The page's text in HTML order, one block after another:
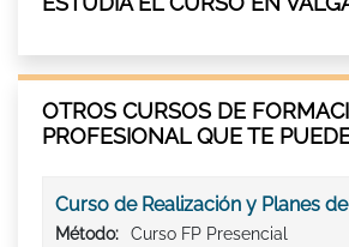
OTROS CURSOS DE
PROFESIONAL QUE TE
Curso de Realización y Planes
Método:
Curso FP Presencial